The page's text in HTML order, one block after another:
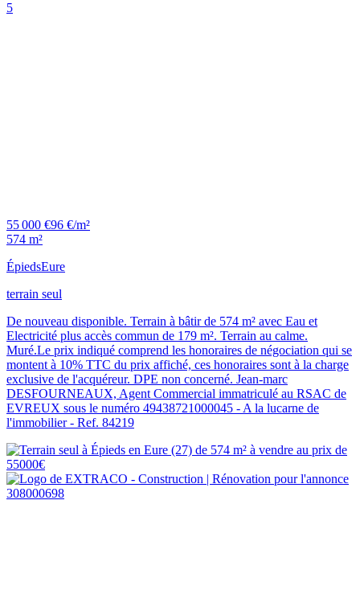
5
55 000 €96 €/m²
574 m²
ÉpiedsEure
terrain seul
De nouveau disponible. Terrain à bâtir de 574 m² avec Eau et
Electricité plus accès commun de 179 m². Terrain au calme.
Muré.Le prix indiqué comprend les honoraires de négociation qui se
montent à 10% TTC du prix affiché, ces honoraires sont à la charge
exclusive de l'acquéreur. DPE non concerné. Jean-marc
DESFOURNEAUX, Agent Commercial immatriculé au RSAC de
EVREUX sous le numéro 49438721000045 - A la lucarne de
l'immobilier - Ref. 84219